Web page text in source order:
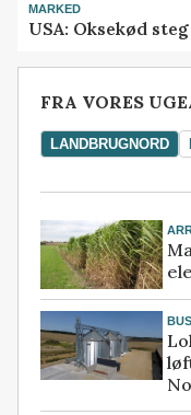
MARKED
USA: Oksekød
FRA VORES
LANDBRUGNORD